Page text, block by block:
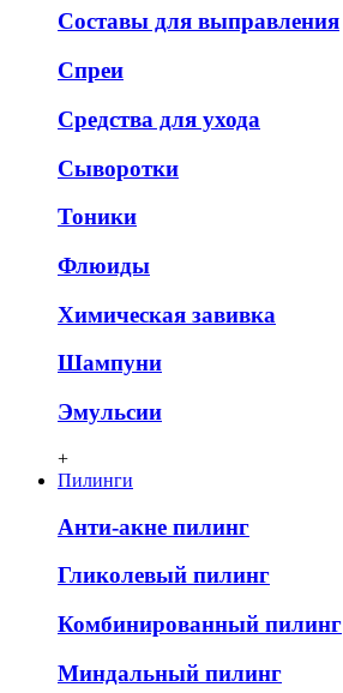
Составы для выправления
Спреи
Средства для ухода
Сыворотки
Тоники
Флюиды
Химическая завивка
Шампуни
Эмульсии
+
Пилинги
Анти-акне пилинг
Гликолевый пилинг
Комбинированный пилинг
Миндальный пилинг